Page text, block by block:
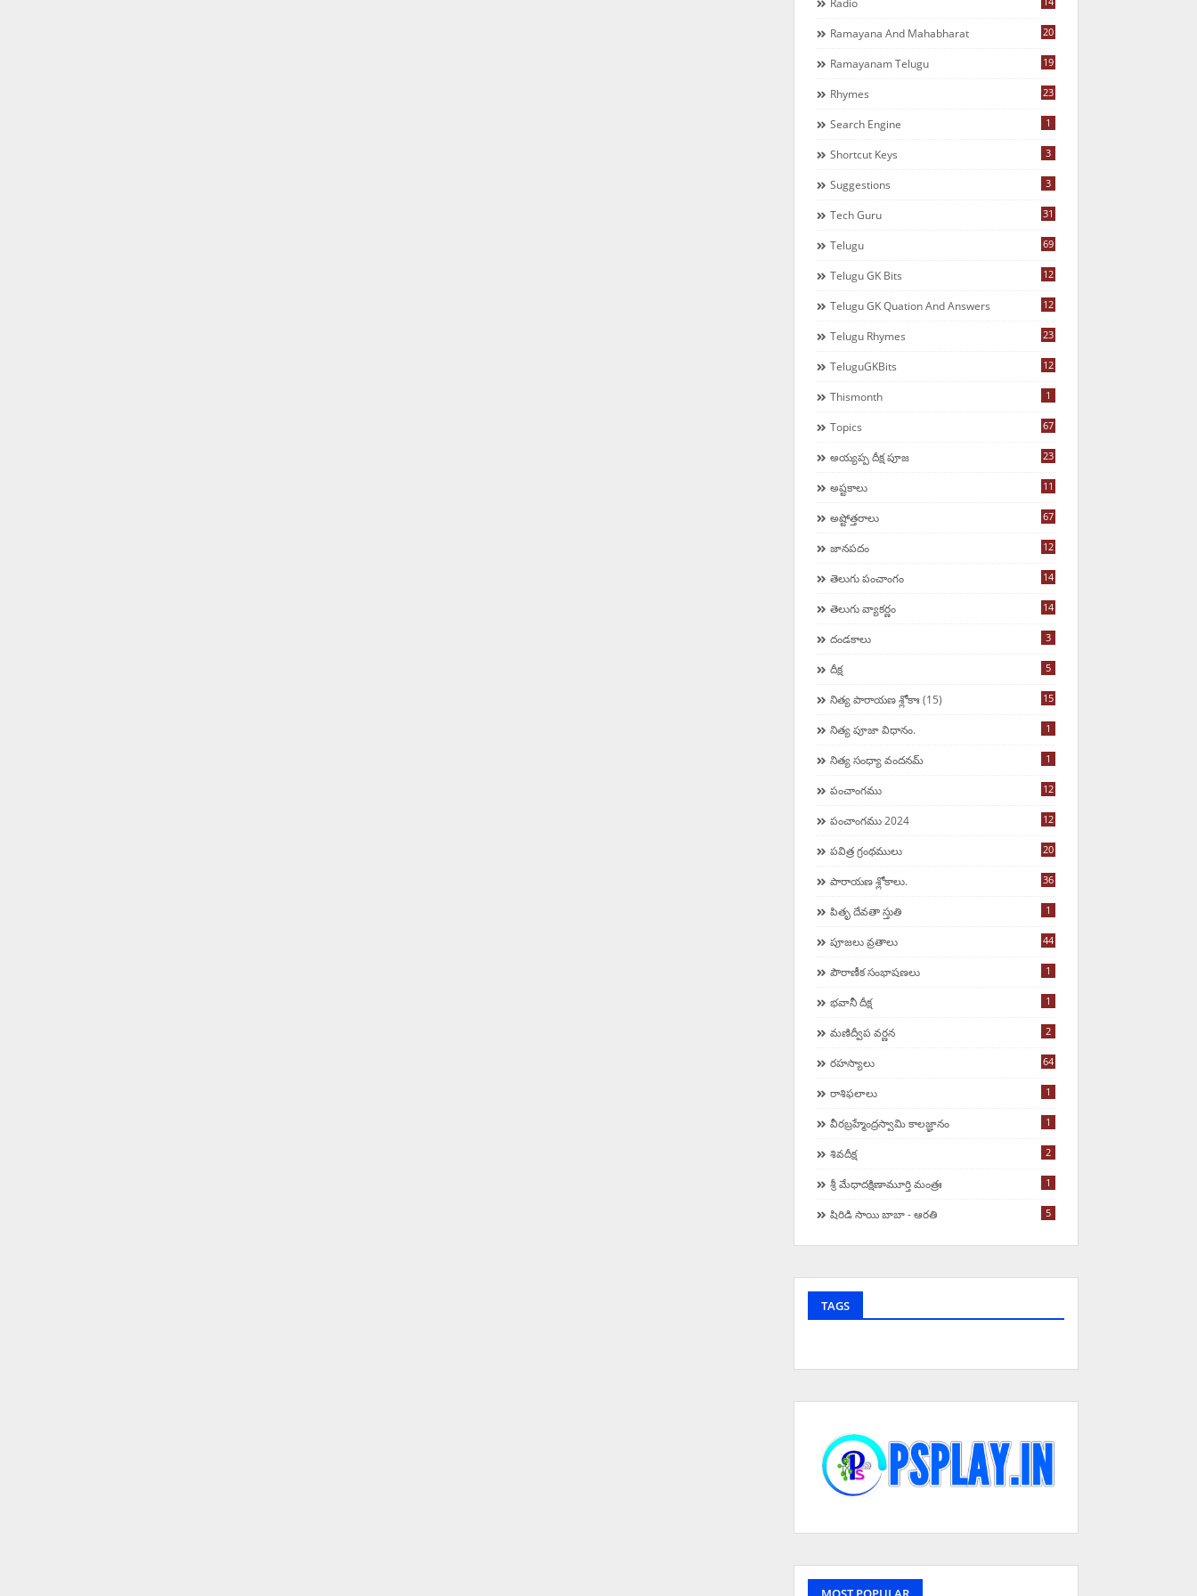
Ramayana And Mahabharat 20
Ramayanam Telugu 19
Rhymes 23
Search Engine 1
Shortcut Keys 3
Suggestions 3
Tech Guru 31
Telugu 69
Telugu GK Bits 12
Telugu GK Quation And Answers 12
Telugu Rhymes 23
TeluguGKBits 12
Thismonth 1
Topics 67
అయ్యప్ప దీక్ష పూజ 23
అష్టకాలు 11
అష్టోత్తరాలు 67
జానపదం 12
తెలుగు పంచాంగం 14
తెలుగు వ్యాకర్ణం 14
దండకాలు 3
దీక్ష 5
నిత్య పారాయణ శ్లోకాః (15) 15
నిత్య పూజా విధానం. 1
నిత్య సంధ్యా వందనమ్ 1
పంచాంగము 12
పంచాంగము 2024 12
పవిత్ర గ్రంథములు 20
పారాయణ శ్లోకాలు. 36
పితృ దేవతా స్తుతి 1
పూజలు వ్రతాలు 44
పౌరాణీక సంభాషణలు 1
భవానీ దీక్ష 1
మణిద్వీప వర్ణన 2
ర‌హ‌స్యాలు 64
రాశిఫలాలు 1
వీరబ్రహ్మేంద్రస్వామి కాలజ్ఞానం 1
శివదీక్ష 2
శ్రీ మేధాదక్షిణామూర్తి మంత్రః 1
షిరిడి సాయి బాబా - ఆరతి 5
TAGS